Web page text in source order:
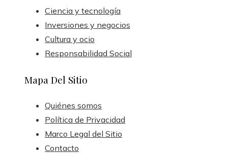
Ciencia y tecnología
Inversiones y negocios
Cultura y ocio
Responsabilidad Social
Mapa Del Sitio
Quiénes somos
Política de Privacidad
Marco Legal del Sitio
Contacto